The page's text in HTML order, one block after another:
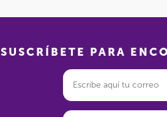
SUSCRÍBETE PARA